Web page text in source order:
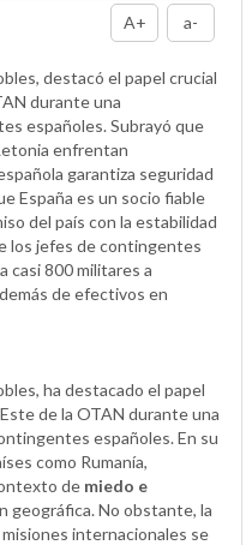
A+ a-
destacó el papel crucial
durante una
españoles. Subrayó que
enfrentan
garantiza seguridad
España es un socio fiable
del país con la estabilidad
los jefes de contingentes
casi 800 militares a
de efectivos en
ha destacado el papel
de la OTAN durante una
españoles. En su
como Rumanía,
de miedo e
geográfica. No obstante, la
internacionales se